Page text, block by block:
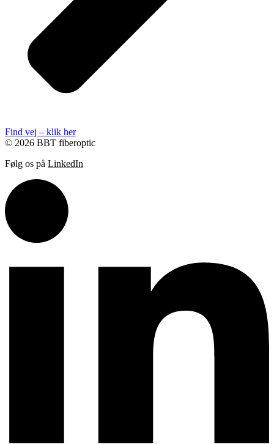
Find vej – klik her
© 2026 BBT fiberoptic
Følg os på LinkedIn